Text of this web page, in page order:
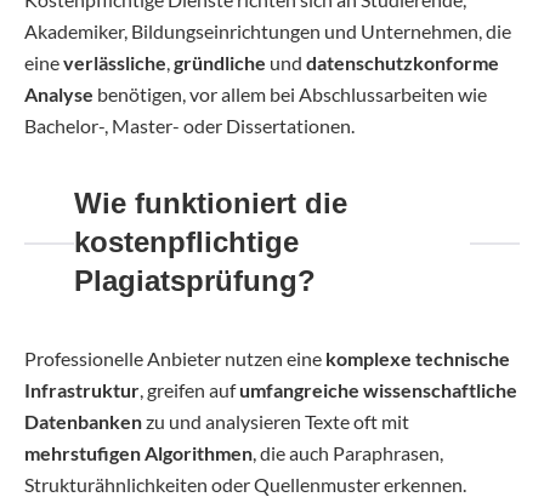
Akademiker, Bildungseinrichtungen und Unternehmen, die
eineverlässliche,gründliche und datenschutzkonforme
Analyse benötigen, vor allem bei Abschlussarbeiten wie
Bachelor-, Master- oder Dissertationen.
Wie funktioniert die
kostenpflichtige
Plagiatsprüfung?
Professionelle Anbieter nutzen eine komplexe technische
Infrastruktur, greifen aufumfangreiche wissenschaftliche
Datenbankenzu und analysieren Texte oft mit
mehrstufigen Algorithmen, die auch Paraphrasen,
Strukturähnlichkeiten oder Quellenmuster erkennen.